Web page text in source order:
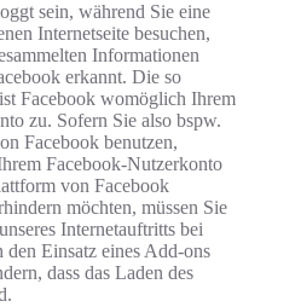
sein, während Sie eine
Internetseite besuchen,
Informationen
erkannt. Die so
Facebook womöglich Ihrem
zu. Sofern Sie also bspw.
Facebook benutzen,
Facebook-Nutzerkonto
von Facebook
möchten, müssen Sie
Internetauftritts bei
den Einsatz eines Add-ons
dass das Laden des